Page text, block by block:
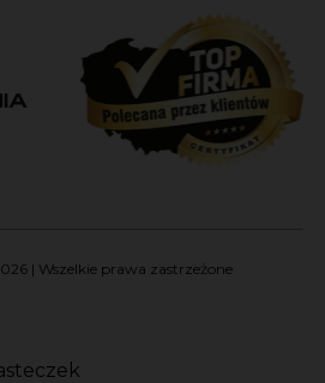
| Wszelkie prawa zastrzeżone